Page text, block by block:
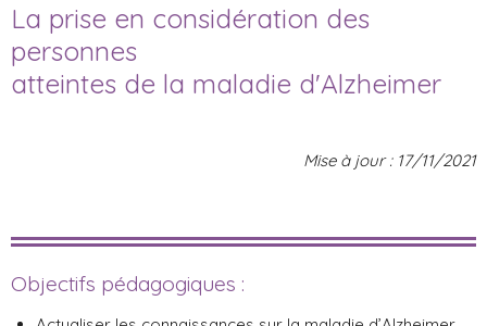
La prise en considération des
personnes
atteintes de la maladie d'Alzheimer
Mise à jour : 17/11/2021
Objectifs pédagogiques :